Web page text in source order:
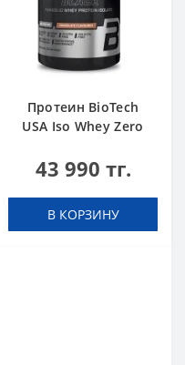
Протеин BioTech
USA Iso Whey Zero
43 990 тг.
В КОРЗИНУ